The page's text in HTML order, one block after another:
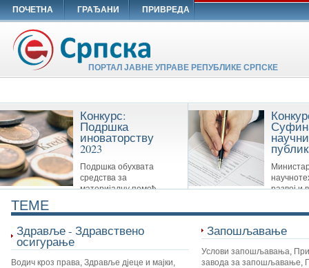
ПОЧЕТНА ГРАЂАНИ ПРИВРЕДА
ПОРТАЛ ЈАВНЕ УПРАВЕ РЕПУБЛИКЕ СРПСКЕ
развој и
публикације: Научне
Конкурс:
Подршка
иноваторству
2023
Подршка обухвата
средства за
материјалну помоћ
иноватора Републике Српске,
иноватора и другим
TEME
Здравље - Здравствено
осигурање
Водич кроз права, Здравље дјеце и мајки,
Запошљавање
Услови запошљавања,
завода за запошљавање,